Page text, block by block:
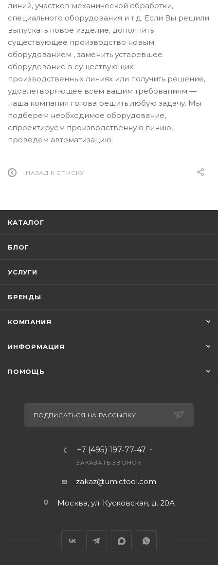
линий, участков механической обработки,
специального оборудования и т.д. Если Вы решили
выпускать новое изделие, дополнить
существующее производство новым
оборудованием , заменить устаревшее
оборудование в существующих
производственных линиях или получить решение,
удовлетворяющее всем вашим требованиям —
наша компания готова решить любую задачу. Мы
подберем необходимое оборудование,
спроектируем производственную линию,
проведем автоматизацию.
НАЗАД К СПИСКУ
КАТАЛОГ
БЛОГ
УСЛУГИ
БРЕНДЫ
КОМПАНИЯ
ИНФОРМАЦИЯ
ПОМОЩЬ
ПОДПИСАТЬСЯ НА РАССЫЛКУ
+7 (495) 197-77-47
ЗАКАЗАТЬ ЗВОНОК
zakaz@umictool.com
Москва, ул. Кусковская, д. 20А